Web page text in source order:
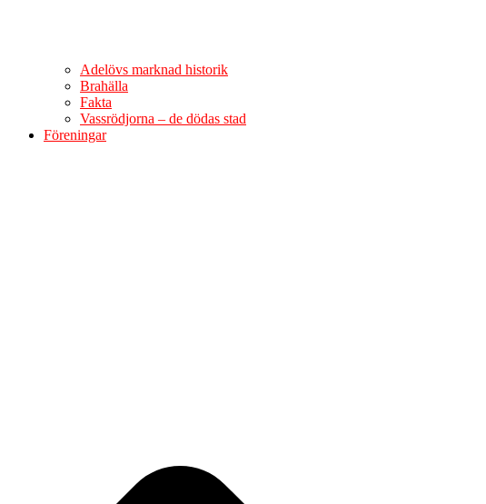
Adelövs marknad historik
Brahälla
Fakta
Vassrödjorna – de dödas stad
Föreningar